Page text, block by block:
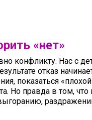
«нет»
конфликту. Нас с
отказ
показаться
Но правда в том,